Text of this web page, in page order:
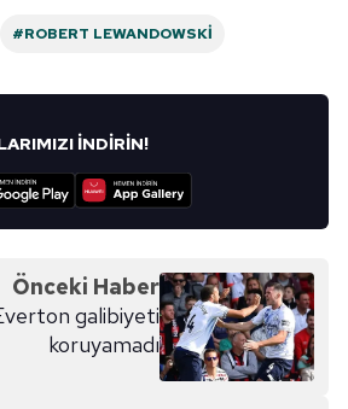
yapılması, amaçlarıyla
aşağıda yer alan panel
Çerezlere ilişkin detaylı bilgi
tıklayabilir, Çerez Bilgilendirme
Korunması Kanunu uyarınca
Metnimizi okumak ve sitemizde
olarak kullanılan çerezlerle ilgili bilgi
#ROBERT LEWANDOWSKI
İNDİRİN!
Önceki Haber
galibiyeti
koruyamadı